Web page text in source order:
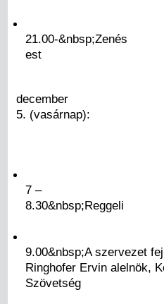
21.00-&nbsp;Zenés
est
december
5. (vasárnap):
7 –
8.30&nbsp;Reggeli
9.00&nbsp;A szervezet
Ringhofer Ervin alelnök,
Szövetség